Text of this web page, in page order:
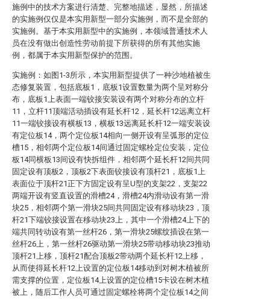
施例中的技术方案进行清楚、完整地描述，显然，所描述
的实施例仅仅是本实用新型一部分实施例，而不是全部的
实施例。基于本实用新型中的实施例，本领域普通技术人
员在没有做出创造性劳动前提下所获得的所有其他实施
例，都属于本实用新型保护的范围。
实施例：如图1-3所示，本实用新型提供了一种沙地植被生
态修复装置，包括底板1，底板1设置数量为两个呈对称分
布，底板1上表面一端铰接安装设有两个对称分布的立杆
11，立杆11顶端活动插设有延长杆12，延长杆12远离立杆
11一端铰接设有横板13，横板13远离延长杆12一端安装设
有定位板14，两个定位板14相向一侧开设有呈弧形的定位
槽15，相邻两个定位板14间通过固定螺栓定位安装，定位
板14同横板13间设有快拆组件，相邻两个延长杆12间共同
固定设有顶板2，顶板2下表面铰接设有顶杆21，底板1上
表面位于顶杆21正下方固定设有呈U型的支架22，支架22
两端开设有竖直设置的滑槽24，滑槽24内滑动设有第一滑
块25，相邻两个第一滑块25间共同固定设有移动块23，顶
杆21下端铰接设置在移动块23上，其中一个滑槽24上下的
端共同转动设有第一丝杆26，第一滑块25螺纹插设在第一
丝杆26上，第一丝杆26驱动第一滑块25带动移动块23推动
顶杆21上移，顶杆21配合顶板2带动两个延长杆12上移，
从而使得延长杆12上设置的定位板14移动到对树木植被所
需支撑的位置，定位板14上设置的定位槽15卡设在树木植
被上，随后工作人员可通过固定螺栓将两个定位板14之间